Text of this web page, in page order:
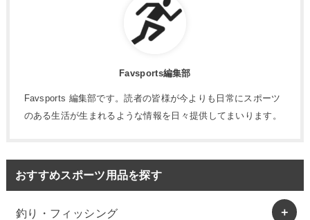
Favsports編集部
Favsports 編集部です。読者の皆様が今よりも日常にスポーツ
のある生活が生まれるような情報を日々提供してまいります。
おすすめスポーツ用品を探す
釣り・フィッシング